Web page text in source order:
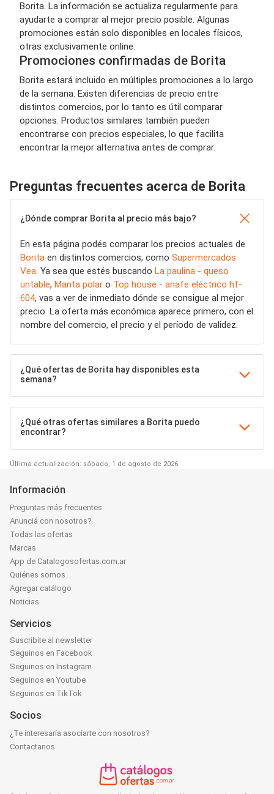
Borita. La información se actualiza regularmente para
ayudarte a comprar al mejor precio posible. Algunas
promociones están solo disponibles en locales físicos,
otras exclusivamente online.
Promociones confirmadas de Borita
Borita estará incluido en múltiples promociones a lo largo
de la semana. Existen diferencias de precio entre
distintos comercios, por lo tanto es útil comparar
opciones. Productos similares también pueden
encontrarse con precios especiales, lo que facilita
encontrar la mejor alternativa antes de comprar.
Preguntas frecuentes acerca de Borita
¿Dónde comprar Borita al precio más bajo?
En esta página podés comparar los precios actuales de
Borita en distintos comercios, como Supermercados
Vea. Ya sea que estés buscando La paulina - queso
untable, Manta polar o Top house - anafe eléctrico hf-
604, vas a ver de inmediato dónde se consigue al mejor
precio. La oferta más económica aparece primero, con el
nombre del comercio, el precio y el período de validez.
¿Qué ofertas de Borita hay disponibles esta
semana?
¿Qué otras ofertas similares a Borita puedo
encontrar?
Última actualización: sábado, 1 de agosto de 2026
Información
Preguntas más frecuentes
Anunciá con nosotros?
Todas las ofertas
Marcas
App de Catalogosofertas.com.ar
Quiénes somos
Agregar catálogo
Noticias
Servicios
Suscribite al newsletter
Seguinos en Facebook
Seguinos en Instagram
Seguinos en Youtube
Seguinos en TikTok
Socios
¿Te interesaría asociarte con nosotros?
Contactanos